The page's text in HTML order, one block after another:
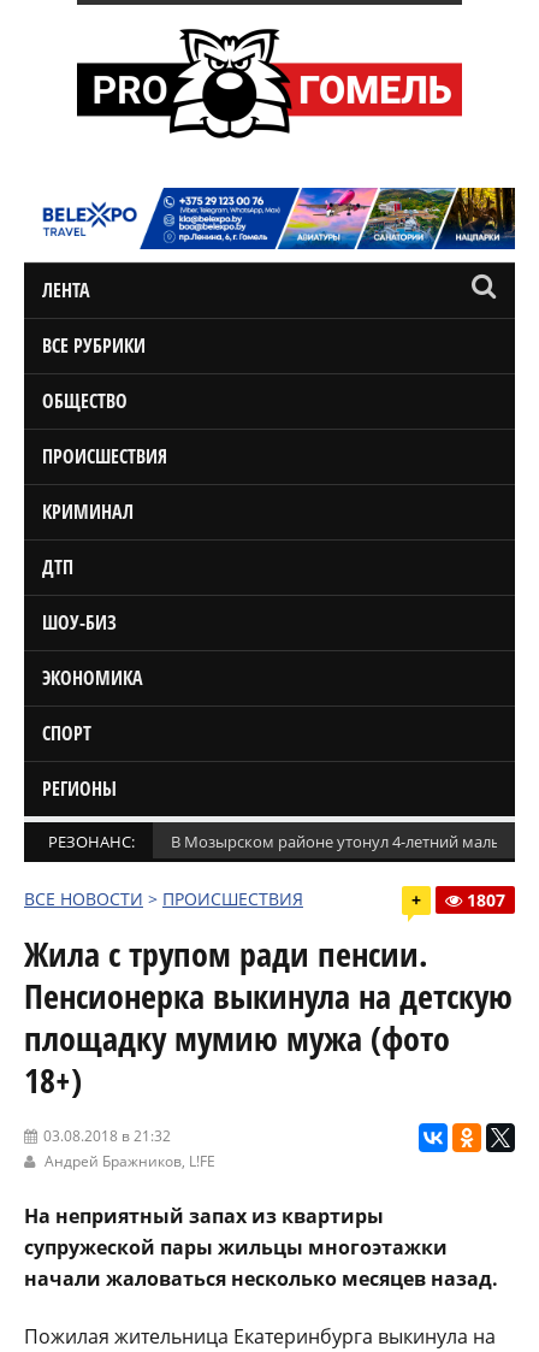
ЛЕНТА
ВСЕ РУБРИКИ
ОБЩЕСТВО
ПРОИСШЕСТВИЯ
КРИМИНАЛ
ДТП
ШОУ-БИЗ
ЭКОНОМИКА
СПОРТ
РЕГИОНЫ
РЕЗОНАНС: В Мозырском районе утонул 4-летний мальчик
ВСЕ НОВОСТИ > ПРОИСШЕСТВИЯ + 1807
Жила с трупом ради пенсии.
Пенсионерка выкинула на детскую
площадку мумию мужа (фото
18+)
03.08.2018 в 21:32
Андрей Бражников, L!FE
На неприятный запах из квартиры
супружеской пары жильцы многоэтажки
начали жаловаться несколько месяцев назад.
Пожилая жительница Екатеринбурга выкинула на